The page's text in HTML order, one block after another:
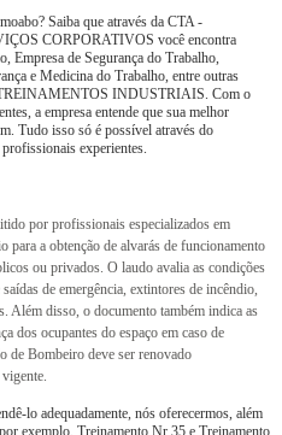
Saiba que através da CTA -
CORPORATIVOS você encontra
Empresa de Segurança do Trabalho,
e Medicina do Trabalho, entre outras
TREINAMENTOS INDUSTRIAIS. Com o
a empresa entende que sua melhor
Tudo isso só é possível através do
experientes.
por profissionais especializados em
para a obtenção de alvarás de funcionamento
ou privados. O laudo avalia as condições
de emergência, extintores de incêndio,
Além disso, o documento também indica as
dos ocupantes do espaço em caso de
de Bombeiro deve ser renovado
lo adequadamente, nós oferecermos, além
exemplo, Treinamento Nr 35 e Treinamento